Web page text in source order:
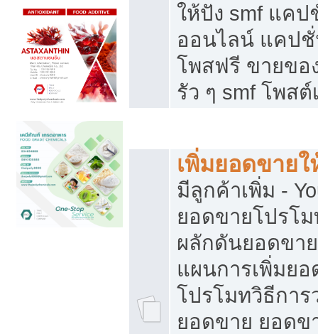
ให้ปัง smf แค
ออนไลน์ แคป
โพสฟรี ขายขอ
รัว ๆ smf โพส
เพิ่มยอดขายใ
มีลูกค้าเพิ่ม -
ยอดขายโปรโ
ผลักดันยอดขา
แผนการเพิ่มย
โปรโมทวิธีการ
ยอดขาย ยอดข